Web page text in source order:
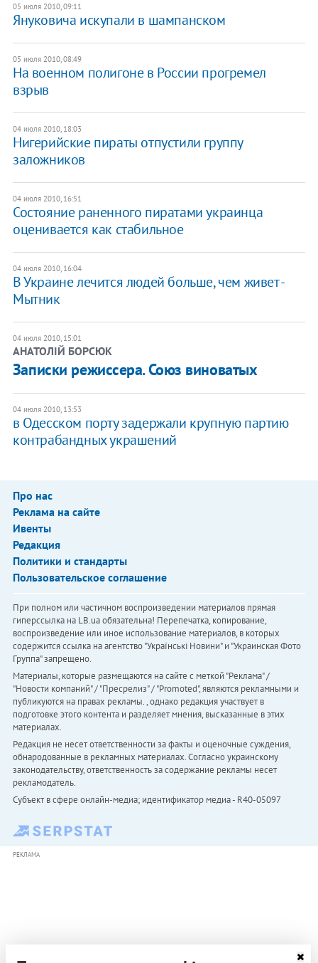
05 июля 2010, 09:11
Януковича искупали в шампанском
05 июля 2010, 08:49
На военном полигоне в России прогремел
взрыв
04 июля 2010, 18:03
Нигерийские пираты отпустили группу
заложников
04 июля 2010, 16:51
Состояние раненного пиратами украинца
оценивается как стабильное
04 июля 2010, 16:04
В Украине лечится людей больше, чем живет -
Мытник
04 июля 2010, 15:01
АНАТОЛІЙ БОРСЮК
Записки режиссера. Союз виноватых
04 июля 2010, 13:53
в Одесском порту задержали крупную партию
контрабандных украшений
Про нас
Реклама на сайте
Ивенты
Редакция
Политики и стандарты
Пользовательское соглашение
При полном или частичном воспроизведении материалов прямая
гиперссылка на LB.ua обязательна! Перепечатка, копирование,
воспроизведение или иное использование материалов, в которых
содержится ссылка на агентство "Українськi Новини" и "Украинская Фото
Группа" запрещено.
Материалы, которые размещаются на сайте с меткой "Реклама" /
"Новости компаний" / "Пресрелиз" / "Promoted", являются рекламными и
публикуются на правах рекламы. , однако редакция участвует в
подготовке этого контента и разделяет мнения, высказанные в этих
материалах.
Редакция не несет ответственности за факты и оценочные суждения,
обнародованные в рекламных материалах. Согласно украинскому
законодательству, ответственность за содержание рекламы несет
рекламодатель.
Субъект в сфере онлайн-медиа; идентификатор медиа - R40-05097
РЕКЛАМА